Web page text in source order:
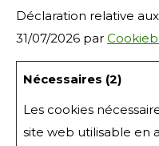
Déclaration relative
31/07/2026 par
Nécessaires (2)
Les cookies
site web utilisable en